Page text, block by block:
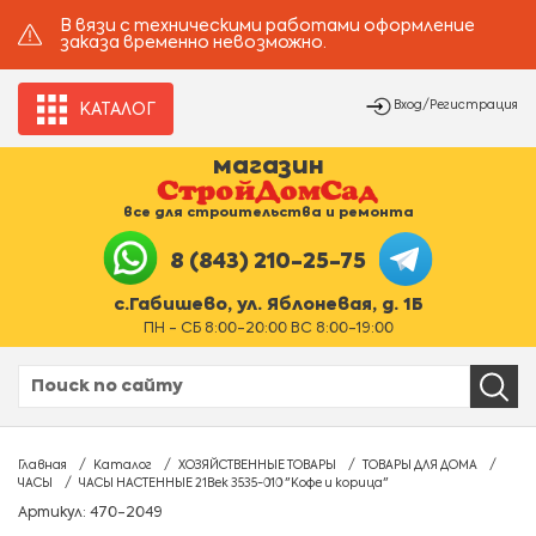
В вязи с техническими работами оформление
заказа временно невозможно.
КАТАЛОГ Вход/Регистрация
магазин
все для строительства и ремонта
8 (843) 210-25-75
с.Габишево, ул. Яблоневая, д. 1Б
ПН - СБ 8:00-20:00 ВС 8:00-19:00
Главная Каталог ХОЗЯЙСТВЕННЫЕ ТОВАРЫ
ТОВАРЫ ДЛЯ ДОМА
ЧАСЫ
ЧАСЫ НАСТЕННЫЕ 21Век 3535-010 "Кофе и корица"
Артикул: 470-2049